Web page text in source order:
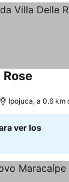
Ipojuca, a 0.6 km
ver los